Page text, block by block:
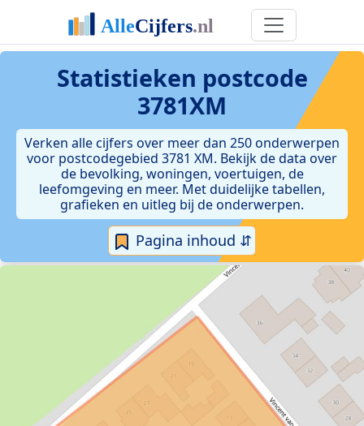
Statistieken postcode
3781XM
Verken alle cijfers over meer dan 250 onderwerpen
voor postcodegebied 3781 XM. Bekijk de data over
de bevolking, woningen, voertuigen, de
leefomgeving en meer. Met duidelijke tabellen,
grafieken en uitleg bij de onderwerpen.
Pagina inhoud ⇵